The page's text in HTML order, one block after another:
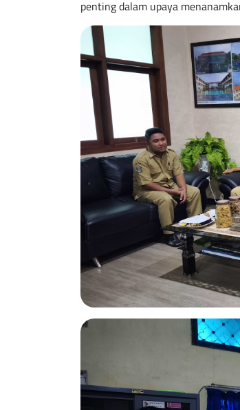
penting dalam upaya